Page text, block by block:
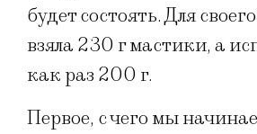
будет состоять. Для
взяла 230 г мастики, а
как раз 200 г.
Первое, с чего мы